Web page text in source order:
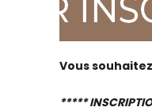
Vous
*****